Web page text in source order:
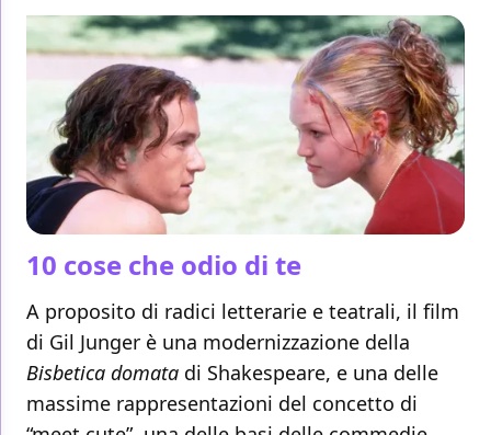
10 cose che odio di te
A proposito di radici letterarie e teatrali, il film
di Gil Junger è una modernizzazione della
Bisbetica domata di Shakespeare, e una delle
massime rappresentazioni del concetto di